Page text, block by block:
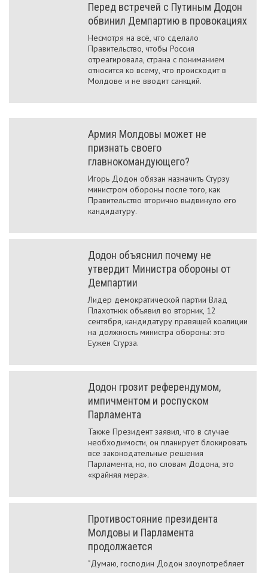
Перед встречей с Путиным Додон
обвинил Демпартию в провокациях
Несмотря на всё, что сделало
Правительство, чтобы Россия
отреагировала, страна с пониманием
относится ко всему, что происходит в
Молдове и не вводит санкций.
Армия Молдовы может не
признать своего
главнокомандующего?
Игорь Додон обязан назначить Стурзу
министром обороны после того, как
Правительство вторично выдвинуло его
кандидатуру.
Додон объяснил почему не
утвердит Министра обороны от
Демпартии
Лидер демократической партии Влад
Плахотнюк объявил во вторник, 12
сентября, кандидатуру правящей коалиции
на должность министра обороны: это
Еужен Стурза.
Додон грозит референдумом,
импичментом и роспуском
Парламента
Также Президент заявил, что в случае
необходимости, он планирует блокировать
все законодательные решения
Парламента, но, по словам Додона, это
«крайняя мера».
Противостояние президента
Молдовы и Парламента
продолжается
"Думаю, господин Додон злоупотребляет